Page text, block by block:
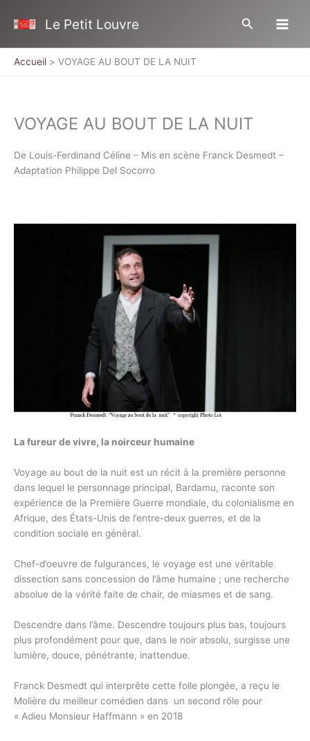
Le Petit Louvre Rechercher
Accueil VOYAGE AU BOUT DE LA NUIT
VOYAGE AU BOUT DE LA NUIT
De Louis-Ferdinand Céline – Mis en scène Franck Desmedt –
Adaptation Philippe Del Socorro
La fureur de vivre, la noirceur humaine
Voyage au bout de la nuit est un récit à la première personne
dans lequel le personnage principal, Bardamu, raconte son
expérience de la Première Guerre mondiale, du colonialisme en
Afrique, des États-Unis de l’entre-deux guerres, et de la
condition sociale en général.
Chef-d’oeuvre de fulgurances, le voyage est une véritable
dissection sans concession de l’âme humaine ; une recherche
absolue de la vérité faite de chair, de miasmes et de sang.
Descendre dans l’âme. Descendre toujours plus bas, toujours
plus profondément pour que, dans le noir absolu, surgisse une
lumière, douce, pénétrante, inattendue.
Franck Desmedt qui interprête cette folle plongée, a reçu le
Molière du meilleur comédien dans un second rôle pour
« Adieu Monsieur Haffmann » en 2018